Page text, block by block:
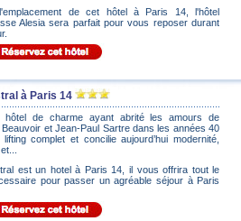
de cet hôtel à Paris 14, l'hôtel
Alesia sera parfait pour vous reposer durant
à Paris 14
hôtel de charme ayant abrité les amours de
Beauvoir et Jean-Paul Sartre dans les années 40
complet et concilie aujourd’hui modernité,
est un hotel à Paris 14, il vous offrira tout le
pour passer un agréable séjour à Paris